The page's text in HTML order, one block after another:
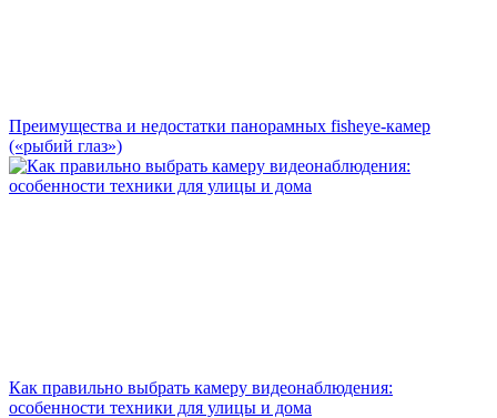
Преимущества и недостатки панорамных fisheye-камер
(«рыбий глаз»)
Как правильно выбрать камеру видеонаблюдения:
особенности техники для улицы и дома